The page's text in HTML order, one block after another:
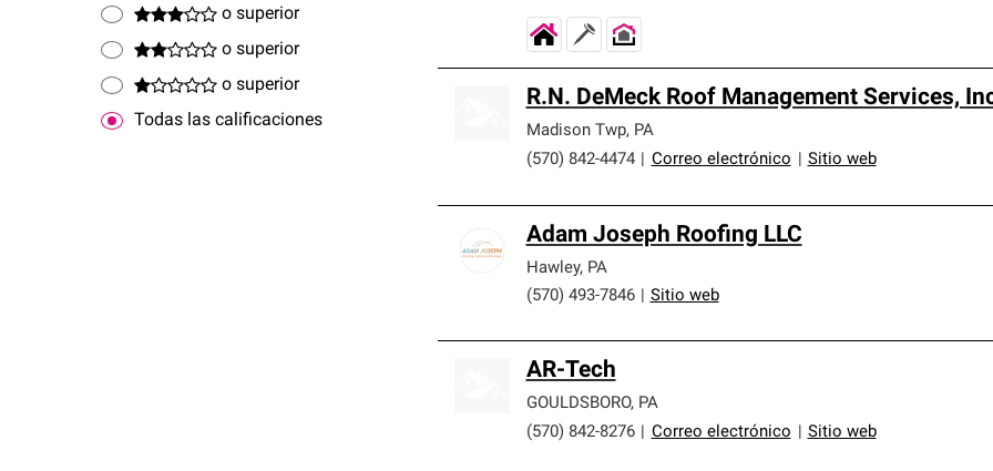
o superior
o superior
o superior
Todas las calificaciones
R.N. DeMeck Roof Management Services,
Madison Twp, PA
(570) 842-4474
Correo electrónico Sitio web
Adam Joseph Roofing LLC
Hawley, PA
(570) 493-7846
Sitio web
AR-Tech
GOULDSBORO, PA
(570) 842-8276
Correo electrónico Sitio web